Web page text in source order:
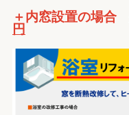
＋内窓設置の場合
円